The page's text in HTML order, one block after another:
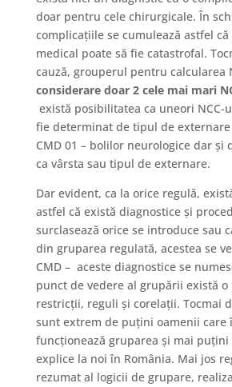
doar pentru cele chirurgicale. În
complicațiile se cumulează astfel că
medical poate să fie catastrofal.
cauză, grouperul pentru calcularea
considerare doar 2 cele mai mari
există posibilitatea ca uneori NCC-
fie determinat de tipul de
CMD 01 – bolilor neurologice dar și
ca vârsta sau tipul de externare.
Dar evident, ca la orice regulă,
astfel că există diagnostice și
surclasează orice se introduce sau
din gruparea regulată, acestea se
CMD – aceste diagnostice se
punct de vedere al grupării există
restricții, reguli și corelații. Tocmai
sunt extrem de puțini oamenii care
funcționează gruparea și mai puțini
explice la noi în România. Mai jos
rezumat al logicii de grupare,